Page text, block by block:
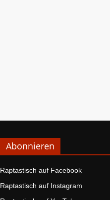
Abonnieren
Raptastisch auf Facebook
Raptastisch auf Instagram